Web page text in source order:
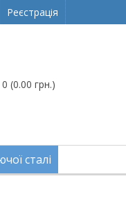
Реєстрація
(0.00 грн.)
сталі